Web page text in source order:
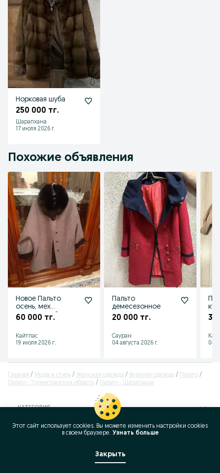
Норковая шуба
250 000 тг.
Шарапхана
17 июля 2026 г.
Похожие объявления
Новое Пальто
осень, мех
натуральный и
60 000 тг.
Кайтпас
19 июля 2026 г.
Пальто
демесезонное
20 000 тг.
Сауран
04 августа 2026 г.
35
04
Главная Мода и стиль Женская одежда Верхняя одежда
Пальто
Пальто - Туркестанская область
Пальто - Шарапхана
КАТЕГОРИЯ
Этот сайт использует cookies. Вы можете изменить настройки cookies
в своeм браузере. Узнать больше
Закрыть